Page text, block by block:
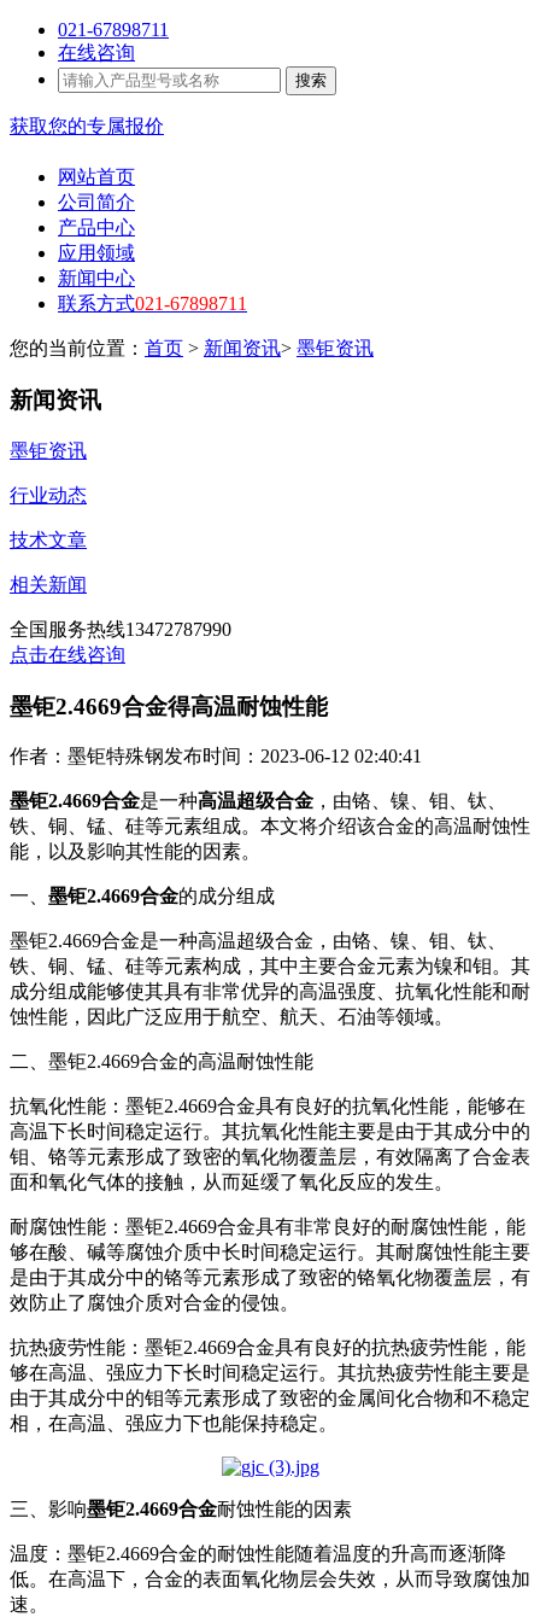
021-67898711
在线咨询
搜索
获取您的专属报价
网站首页
公司简介
产品中心
应用领域
新闻中心
联系方式021-67898711
您的当前位置： 首页 > 新闻资讯> 墨钜资讯
新闻资讯
墨钜资讯
行业动态
技术文章
相关新闻
全国服务热线13472787990
点击在线咨询
墨钜2.4669合金得高温耐蚀性能
作者：墨钜特殊钢发布时间：2023-06-12 02:40:41
墨钜2.4669合金是一种高温超级合金 ，由铬、镍、钼、钛、
铁、铜、锰、硅等元素组成。本文将介绍该合金的高温耐蚀性
能，以及影响其性能的因素。
一、 墨钜2.4669合金的成分组成
墨钜2.4669合金是一种高温超级合金，由铬、镍、钼、钛、
铁、铜、锰、硅等元素构成，其中主要合金元素为镍和钼。其
成分组成能够使其具有非常优异的高温强度、抗氧化性能和耐
蚀性能，因此广泛应用于航空、航天、石油等领域。
二、墨钜2.4669合金的高温耐蚀性能
抗氧化性能：墨钜2.4669合金具有良好的抗氧化性能，能够在
高温下长时间稳定运行。其抗氧化性能主要是由于其成分中的
钼、铬等元素形成了致密的氧化物覆盖层，有效隔离了合金表
面和氧化气体的接触，从而延缓了氧化反应的发生。
耐腐蚀性能：墨钜2.4669合金具有非常良好的耐腐蚀性能，能
够在酸、碱等腐蚀介质中长时间稳定运行。其耐腐蚀性能主要
是由于其成分中的铬等元素形成了致密的铬氧化物覆盖层，有
效防止了腐蚀介质对合金的侵蚀。
抗热疲劳性能：墨钜2.4669合金具有良好的抗热疲劳性能，能
够在高温、强应力下长时间稳定运行。其抗热疲劳性能主要是
由于其成分中的钼等元素形成了致密的金属间化合物和不稳定
相，在高温、强应力下也能保持稳定。
三、影响墨钜2.4669合金耐蚀性能的因素
温度：墨钜2.4669合金的耐蚀性能随着温度的升高而逐渐降
低。在高温下，合金的表面氧化物层会失效，从而导致腐蚀加
速。